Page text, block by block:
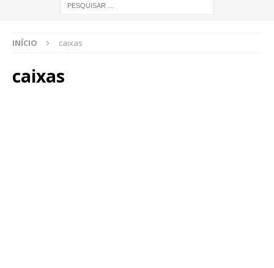
INÍCIO caixas
caixas